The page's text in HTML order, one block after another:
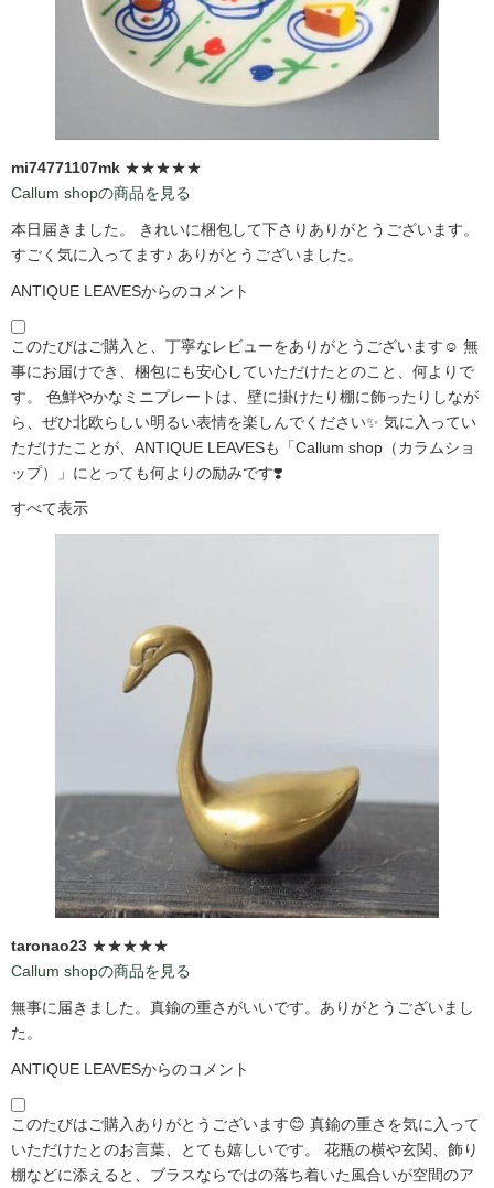
mi74771107mk ★★★★★
Callum shopの商品を見る
本日届きました。 きれいに梱包して下さりありがとうございます。
すごく気に入ってます♪ ありがとうございました。
ANTIQUE LEAVESからのコメント
このたびはご購入と、丁寧なレビューをありがとうございます☺️ 無
事にお届けでき、梱包にも安心していただけたとのこと、何よりで
す。 色鮮やかなミニプレートは、壁に掛けたり棚に飾ったりしなが
ら、ぜひ北欧らしい明るい表情を楽しんでください✨ 気に入ってい
ただけたことが、ANTIQUE LEAVESも「Callum shop（カラムショ
ップ）」にとっても何よりの励みです❣️
すべて表示
taronao23 ★★★★★
Callum shopの商品を見る
無事に届きました。真鍮の重さがいいです。ありがとうございまし
た。
ANTIQUE LEAVESからのコメント
このたびはご購入ありがとうございます😊 真鍮の重さを気に入って
いただけたとのお言葉、とても嬉しいです。 花瓶の横や玄関、飾り
棚などに添えると、ブラスならではの落ち着いた風合いが空間のア